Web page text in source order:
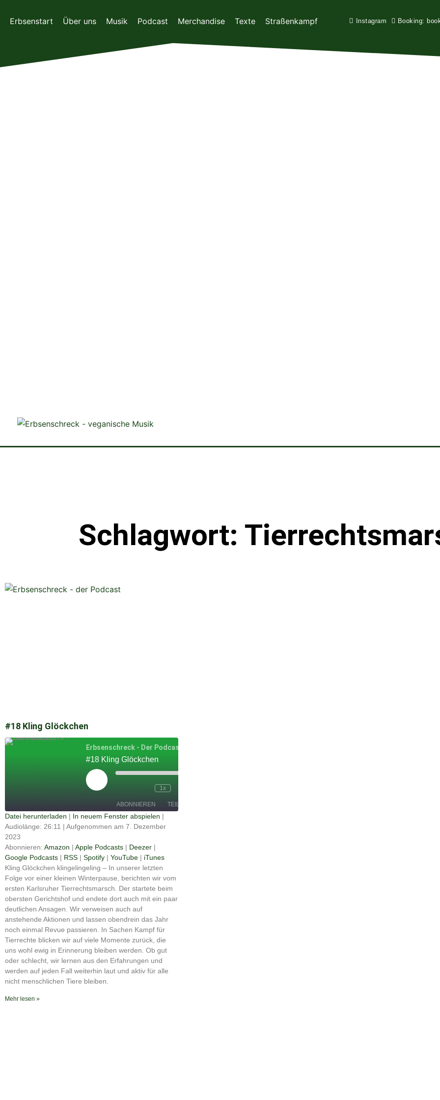
InhaltErbsenstart Über uns Musik Podcast Merchandise Texte Straßenkampf Instagram Booking:
Schlagwort:
#18 Kling Glöckchen
Erbsenschreck - Der Podcast
#18 Kling Glöckchen
Play
Episode
1x
ABONNIEREN
TEILEN
Amazon
Apple
Google
Podcasts
RSS Spotify
iTunes
RSS FEED
TEILEN
LINK
EMBED
Datei herunterladen | In neuem Fenster abspielen |
Audiolänge: 26:11 | Aufgenommen am 7. Dezember
2023
Abonnieren: Amazon | Apple Podcasts | Deezer |
Google Podcasts | RSS | Spotify | YouTube | iTunes
Kling Glöckchen klingelingeling – In unserer letzten
Folge vor einer kleinen Winterpause, berichten wir vom
ersten Karlsruher Tierrechtsmarsch. Der startete beim
obersten Gerichtshof und endete dort auch mit ein paar
deutlichen Ansagen. Wir verweisen auch auf
anstehende Aktionen und lassen obendrein das Jahr
noch einmal Revue passieren. In Sachen Kampf für
Tierrechte blicken wir auf viele Momente zurück, die
uns wohl ewig in Erinnerung bleiben werden. Ob gut
oder schlecht, wir lernen aus den Erfahrungen und
werden auf jeden Fall weiterhin laut und aktiv für alle
nicht menschlichen Tiere bleiben.
Mehr lesen »